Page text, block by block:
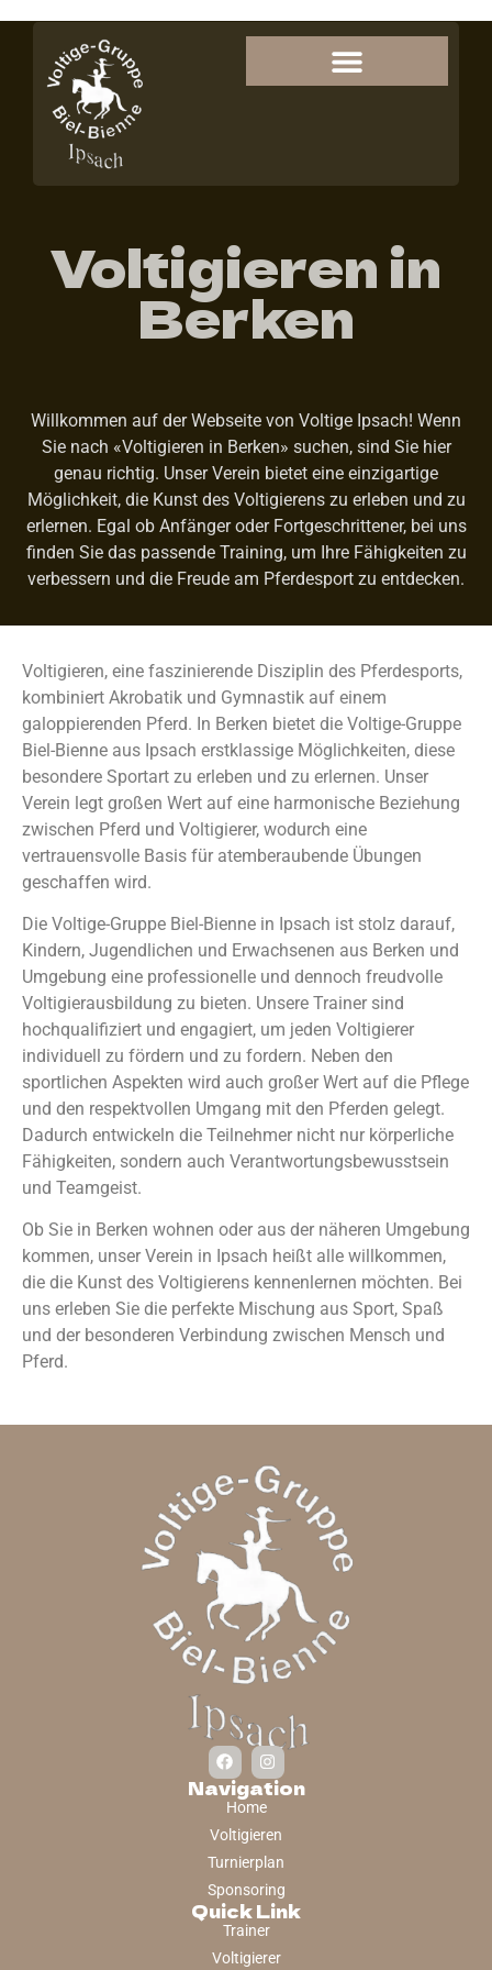
Voltigieren in
Berken
Willkommen auf der Webseite von Voltige Ipsach! Wenn
Sie nach «Voltigieren in Berken» suchen, sind Sie hier
genau richtig. Unser Verein bietet eine einzigartige
Möglichkeit, die Kunst des Voltigierens zu erleben und zu
erlernen. Egal ob Anfänger oder Fortgeschrittener, bei uns
finden Sie das passende Training, um Ihre Fähigkeiten zu
verbessern und die Freude am Pferdesport zu entdecken.
Voltigieren, eine faszinierende Disziplin des Pferdesports,
kombiniert Akrobatik und Gymnastik auf einem
galoppierenden Pferd. In Berken bietet die Voltige-Gruppe
Biel-Bienne aus Ipsach erstklassige Möglichkeiten, diese
besondere Sportart zu erleben und zu erlernen. Unser
Verein legt großen Wert auf eine harmonische Beziehung
zwischen Pferd und Voltigierer, wodurch eine
vertrauensvolle Basis für atemberaubende Übungen
geschaffen wird.
Die Voltige-Gruppe Biel-Bienne in Ipsach ist stolz darauf,
Kindern, Jugendlichen und Erwachsenen aus Berken und
Umgebung eine professionelle und dennoch freudvolle
Voltigierausbildung zu bieten. Unsere Trainer sind
hochqualifiziert und engagiert, um jeden Voltigierer
individuell zu fördern und zu fordern. Neben den
sportlichen Aspekten wird auch großer Wert auf die Pflege
und den respektvollen Umgang mit den Pferden gelegt.
Dadurch entwickeln die Teilnehmer nicht nur körperliche
Fähigkeiten, sondern auch Verantwortungsbewusstsein
und Teamgeist.
Ob Sie in Berken wohnen oder aus der näheren Umgebung
kommen, unser Verein in Ipsach heißt alle willkommen,
die die Kunst des Voltigierens kennenlernen möchten. Bei
uns erleben Sie die perfekte Mischung aus Sport, Spaß
und der besonderen Verbindung zwischen Mensch und
Pferd.
Navigation
Home
Voltigieren
Turnierplan
Sponsoring
Quick Link
Trainer
Voltigierer